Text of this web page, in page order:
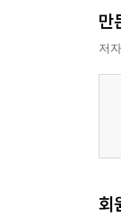
만
저
회